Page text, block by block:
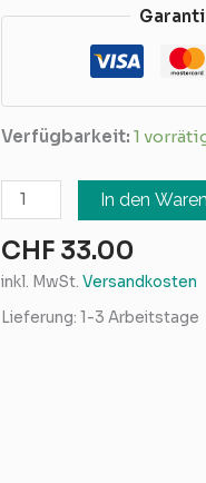
Verfügbarkeit: 1
In den
CHF 33.00
inkl. MwSt. Versandkosten
Lieferung: 1-3 Arbeitstage